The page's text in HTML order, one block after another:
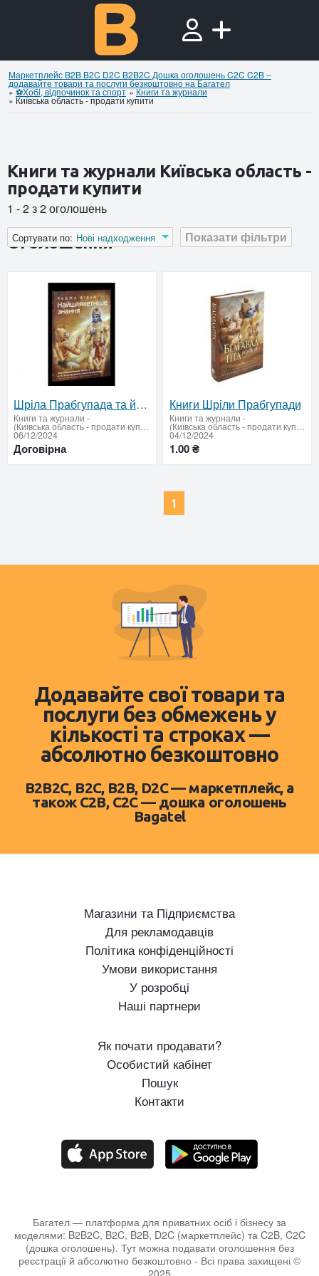
Маркетплейс B2B B2C D2C B2B2C Дошка оголошень C2C C2B –
додавайте товари та послуги безкоштовно на Багател
»⚽Хобi, вiдпочинок та спорт »Книги та журнали
» Київська область - продати купити
Книги та журнали Київська область -
продати купити
1 - 2 з 2 оголошень
Показати фільтри
Сортувати по: Нові надходження
Оголошення
Шріла Прабгупада та його книги: духовна спадщина, яка змінює життя
Книги та журнали -
(Київська область - продати купити)
06/12/2024
Договірна
Книги Шріли Прабгупади
Книги та журнали -
(Київська область - продати купити)
04/12/2024
1.00 ₴
1
Додавайте свої товари та
послуги без обмежень у
кількості та строках —
абсолютно безкоштовно
B2B2C, B2C, B2B, D2C — маркетплейс, а
також C2B, C2C — дошка оголошень
Bagatel
Магазини та Підприємства
Для рекламодавців
Політика конфіденційності
Умови використання
У розробці
Наші партнери
Як почати продавати?
Особистий кабінет
Пошук
Контакти
Багател — платформа для приватних осіб і бізнесу за
моделями: B2B2C, B2C, B2B, D2C (маркетплейс) та C2B, C2C
(дошка оголошень). Тут можна подавати оголошення без
реєстрації й абсолютно безкоштовно - Всі права захищені ©